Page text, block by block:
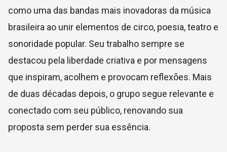
como uma das bandas mais inovadoras da música
brasileira ao unir elementos de circo, poesia, teatro e
sonoridade popular. Seu trabalho sempre se
destacou pela liberdade criativa e por mensagens
que inspiram, acolhem e provocam reflexões. Mais
de duas décadas depois, o grupo segue relevante e
conectado com seu público, renovando sua
proposta sem perder sua essência.